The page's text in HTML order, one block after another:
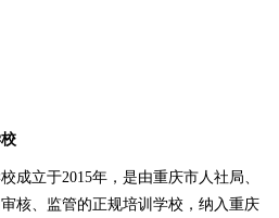
成立于2015年，是由重庆市人社局、
核、监管的正规培训学校，纳入重庆